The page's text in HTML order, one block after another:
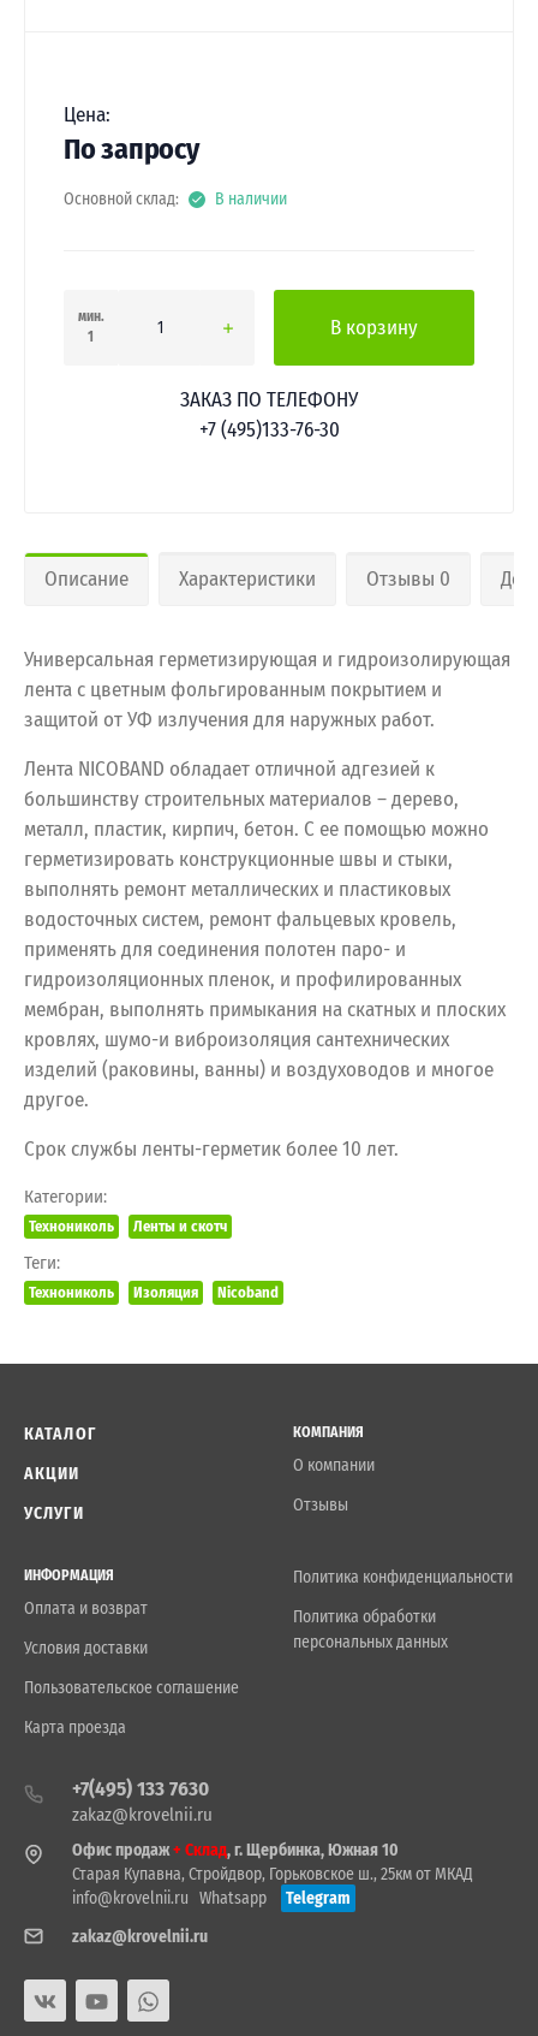
Цена:
По запросу
Основной склад: В наличии
мин.
1
В корзину
ЗАКАЗ ПО ТЕЛЕФОНУ
+7 (495)133-76-30
Описание Характеристики Отзывы 0
Универсальная герметизирующая и гидроизолирующая
лента с цветным фольгированным покрытием и
защитой от УФ излучения для наружных работ.
Лента NICOBAND обладает отличной адгезией к
большинству строительных материалов – дерево,
металл, пластик, кирпич, бетон. С ее помощью можно
герметизировать конструкционные швы и стыки,
выполнять ремонт металлических и пластиковых
водосточных систем, ремонт фальцевых кровель,
применять для соединения полотен паро- и
гидроизоляционных пленок, и профилированных
мембран, выполнять примыкания на скатных и плоских
кровлях, шумо-и виброизоляция сантехнических
изделий (раковины, ванны) и воздуховодов и многое
другое.
Срок службы ленты-герметик более 10 лет.
Категории:
Технониколь Ленты и скотч
Теги:
Технониколь Изоляция Nicoband
КАТАЛОГ
АКЦИИ
УСЛУГИ
КОМПАНИЯ
О компании
Отзывы
ИНФОРМАЦИЯ
Оплата и возврат
Условия доставки
Пользовательское соглашение
Карта проезда
Политика конфиденциальности
Политика обработки
персональных данных
+7(495) 133 7630
zakaz@krovelnii.ru
Офис продаж+ Склад, г. Щербинка, Южная 10
Старая Купавна, Стройдвор, Горьковское ш., 25км от МКАД
info@krovelnii.ru Whatsapp
Telegram
zakaz@krovelnii.ru